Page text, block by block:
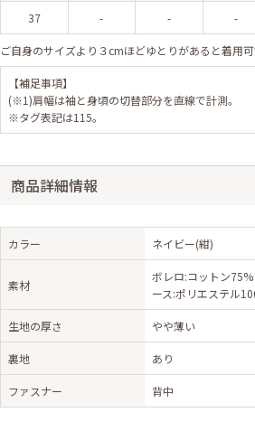
37 - - -
ご自身のサイズより３cmほどゆとりがあると着用可
【補足事項】
(※1)肩幅は袖と身頃の切替部分を直線で計測。
※タグ表記は115。
商品詳細情報
カラー ネイビー(紺)
素材
ボレロ:コットン
ース:ポリエステル
生地の厚さ やや薄い
裏地 あり
ファスナー 背中